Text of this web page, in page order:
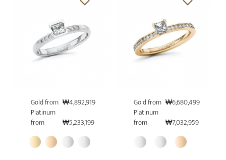
Gold from ₩4,892,919
Platinum
from
₩5,233,199
Gold from ₩6,680,499
Platinum
from
₩7,032,959